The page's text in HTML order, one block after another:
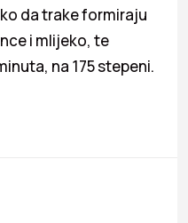
da trake formiraju
i mlijeko, te
na 175 stepeni.